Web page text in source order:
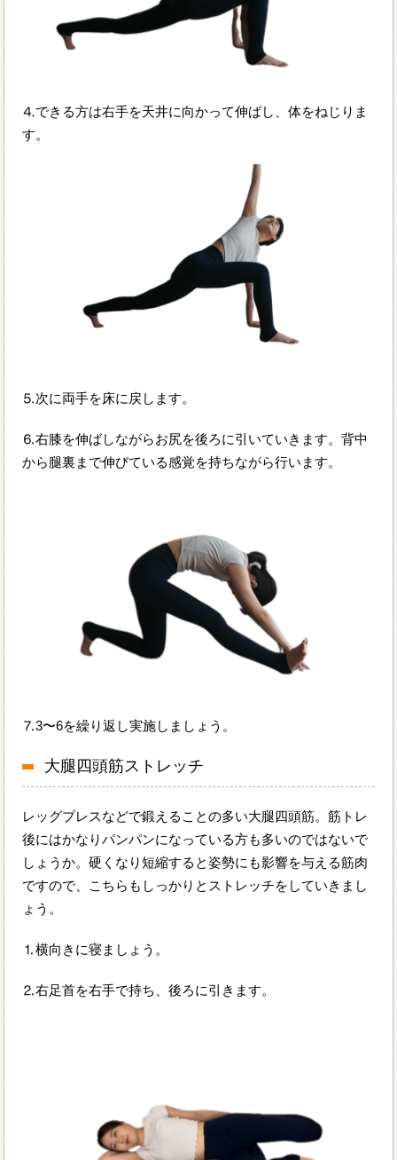
⒋できる方は右手を天井に向かって伸ばし、体をねじりま
す。
⒌次に両手を床に戻します。
⒍右膝を伸ばしながらお尻を後ろに引いていきます。背中
から腿裏まで伸びている感覚を持ちながら行います。
⒎3〜6を繰り返し実施しましょう。
大腿四頭筋ストレッチ
レッグプレスなどで鍛えることの多い大腿四頭筋。筋トレ
後にはかなりパンパンになっている方も多いのではないで
しょうか。硬くなり短縮すると姿勢にも影響を与える筋肉
ですので、こちらもしっかりとストレッチをしていきまし
ょう。
⒈横向きに寝ましょう。
⒉右足首を右手で持ち、後ろに引きます。